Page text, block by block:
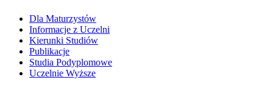
Dla Maturzystów
Informacje z Uczelni
Kierunki Studiów
Publikacje
Studia Podyplomowe
Uczelnie Wyższe